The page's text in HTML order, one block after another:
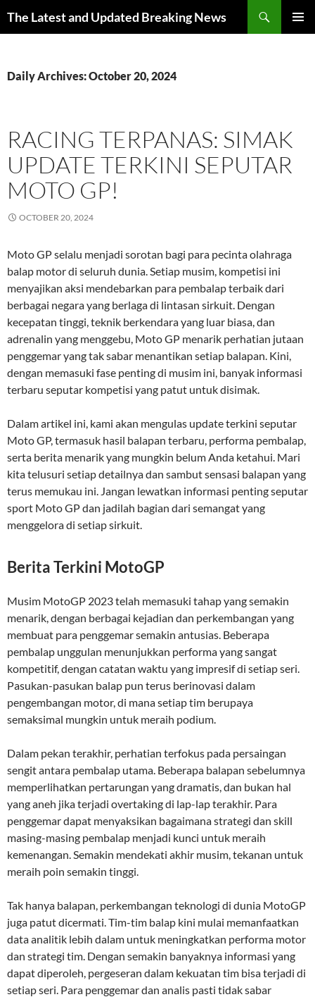
The Latest and Updated Breaking News
Daily Archives: October 20, 2024
RACING TERPANAS: SIMAK
UPDATE TERKINI SEPUTAR
MOTO GP!
OCTOBER 20, 2024
Moto GP selalu menjadi sorotan bagi para pecinta olahraga
balap motor di seluruh dunia. Setiap musim, kompetisi ini
menyajikan aksi mendebarkan para pembalap terbaik dari
berbagai negara yang berlaga di lintasan sirkuit. Dengan
kecepatan tinggi, teknik berkendara yang luar biasa, dan
adrenalin yang menggebu, Moto GP menarik perhatian jutaan
penggemar yang tak sabar menantikan setiap balapan. Kini,
dengan memasuki fase penting di musim ini, banyak informasi
terbaru seputar kompetisi yang patut untuk disimak.
Dalam artikel ini, kami akan mengulas update terkini seputar
Moto GP, termasuk hasil balapan terbaru, performa pembalap,
serta berita menarik yang mungkin belum Anda ketahui. Mari
kita telusuri setiap detailnya dan sambut sensasi balapan yang
terus memukau ini. Jangan lewatkan informasi penting seputar
sport Moto GP dan jadilah bagian dari semangat yang
menggelora di setiap sirkuit.
Berita Terkini MotoGP
Musim MotoGP 2023 telah memasuki tahap yang semakin
menarik, dengan berbagai kejadian dan perkembangan yang
membuat para penggemar semakin antusias. Beberapa
pembalap unggulan menunjukkan performa yang sangat
kompetitif, dengan catatan waktu yang impresif di setiap seri.
Pasukan-pasukan balap pun terus berinovasi dalam
pengembangan motor, di mana setiap tim berupaya
semaksimal mungkin untuk meraih podium.
Dalam pekan terakhir, perhatian terfokus pada persaingan
sengit antara pembalap utama. Beberapa balapan sebelumnya
memperlihatkan pertarungan yang dramatis, dan bukan hal
yang aneh jika terjadi overtaking di lap-lap terakhir. Para
penggemar dapat menyaksikan bagaimana strategi dan skill
masing-masing pembalap menjadi kunci untuk meraih
kemenangan. Semakin mendekati akhir musim, tekanan untuk
meraih poin semakin tinggi.
Tak hanya balapan, perkembangan teknologi di dunia MotoGP
juga patut dicermati. Tim-tim balap kini mulai memanfaatkan
data analitik lebih dalam untuk meningkatkan performa motor
dan strategi tim. Dengan semakin banyaknya informasi yang
dapat diperoleh, pergeseran dalam kekuatan tim bisa terjadi di
setiap seri. Para penggemar dan analis pasti tidak sabar